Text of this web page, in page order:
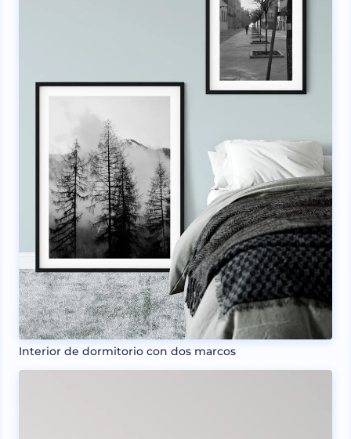
Interior de dormitorio con dos marcos